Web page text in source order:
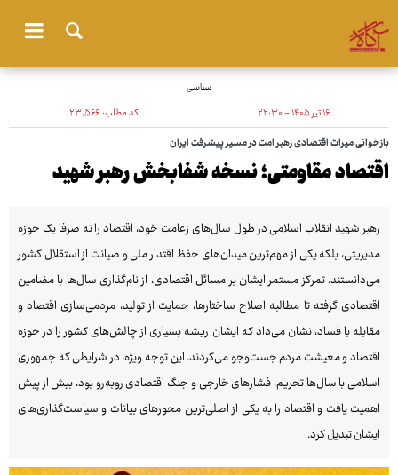
سیاسی
۱۶ تیر ۱۴۰۵ - ۲۲:۳۰ کد مطلب:۲۳٬۵۶۶
بازخوانی میراث اقتصادی رهبر امت در مسیر پیشرفت ایران
اقتصاد مقاومتی؛ نسخه شفابخش رهبر شهید
رهبر شهید انقلاب اسلامی در طول سال‌های زعامت خود، اقتصاد را نه صرفا یک حوزه
مدیریتی، بلکه یکی از مهم‌ترین میدان‌های حفظ اقتدار ملی و صیانت از استقلال کشور
می‌دانستند. تمرکز مستمر ایشان بر مسائل اقتصادی، از نام‌گذاری سال‌ها با مضامین
اقتصادی گرفته تا مطالبه اصلاح ساختارها، حمایت از تولید، مردمی‌سازی اقتصاد و
مقابله با فساد، نشان می‌داد که ایشان ریشه بسیاری از چالش‌های کشور را در حوزه
اقتصاد و معیشت مردم جست‌وجو می‌کردند. این توجه ویژه، در شرایطی که جمهوری
اسلامی با سال‌ها تحریم، فشارهای خارجی و جنگ اقتصادی روبه‌رو بود، بیش از پیش
اهمیت یافت و اقتصاد را به یکی از اصلی‌ترین محورهای بیانات و سیاست‌گذاری‌های
ایشان تبدیل کرد.